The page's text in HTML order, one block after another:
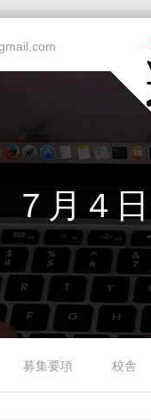
７月４
募集要項 校舎